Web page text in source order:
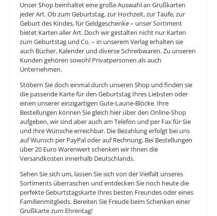
Unser Shop beinhaltet eine große Auswahl an Grußkarten
jeder Art. Ob zum Geburtstag, zur Hochzeit, zur Taufe, zur
Geburt des Kindes, für Geldgeschenke – unser Sortiment
bietet Karten aller Art. Doch wir gestalten nicht nur Karten
zum Geburtstag und Co. – in unserem Verlag erhalten sie
auch Bücher, Kalender und diverse Schreibwaren. Zu unseren
Kunden gehören sowohl Privatpersonen als auch
Unternehmen.
Stöbern Sie doch einmal durch unseren Shop und finden sie
die passende Karte für den Geburtstag Ihres Liebsten oder
einen unserer einzigartigen Gute-Laune-Blöcke. Ihre
Bestellungen können Sie gleich hier über den Online-Shop
aufgeben, wir sind aber auch am Telefon und per Fax für Sie
und Ihre Wünsche erreichbar. Die Bezahlung erfolgt bei uns
auf Wunsch per PayPal oder auf Rechnung. Bei Bestellungen
über 20 Euro Warenwert schenken wir Ihnen die
Versandkosten innerhalb Deutschlands.
Sehen Sie sich um, lassen Sie sich von der Vielfalt unseres
Sortiments überraschen und entdecken Sie noch heute die
perfekte Geburtstagskarte Ihres besten Freundes oder eines
Familienmitglieds. Bereiten Sie Freude beim Schenken einer
Grußkarte zum Ehrentag!